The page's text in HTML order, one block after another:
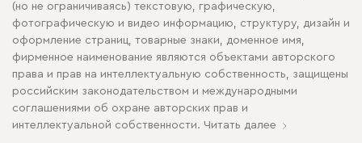
(но не ограничиваясь) текстовую, графическую,
фотографическую и видео информацию, структуру, дизайн и
оформление страниц, товарные знаки, доменное имя,
фирменное наименование являются объектами авторского
права и прав на интеллектуальную собственность, защищены
российским законодательством и международными
соглашениями об охране авторских прав и
интеллектуальной собственности. Читать далее